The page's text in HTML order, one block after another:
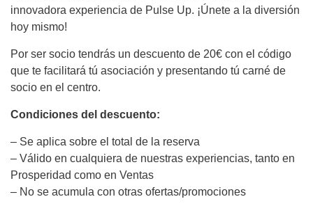
innovadora experiencia de Pulse Up. ¡Únete a la diversión
hoy mismo!
Por ser socio tendrás un descuento de 20€ con el código
que te facilitará tú asociación y presentando tú carné de
socio en el centro.
Condiciones del descuento:
– Se aplica sobre el total de la reserva
– Válido en cualquiera de nuestras experiencias, tanto en
Prosperidad como en Ventas
– No se acumula con otras ofertas/promociones